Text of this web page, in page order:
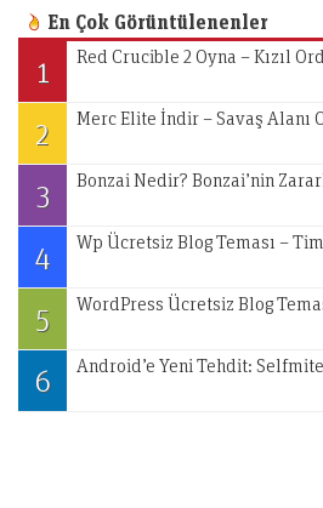
En Çok Görüntülenenler
1 Red Crucible 2 Oyna – Kızıl
2 Merc Elite İndir – Savaş Alanı
3 Bonzai Nedir? Bonzai’nin
4 Wp Ücretsiz Blog Teması –
5 WordPress Ücretsiz Blog
6 Android’e Yeni Tehdit: Selfmite